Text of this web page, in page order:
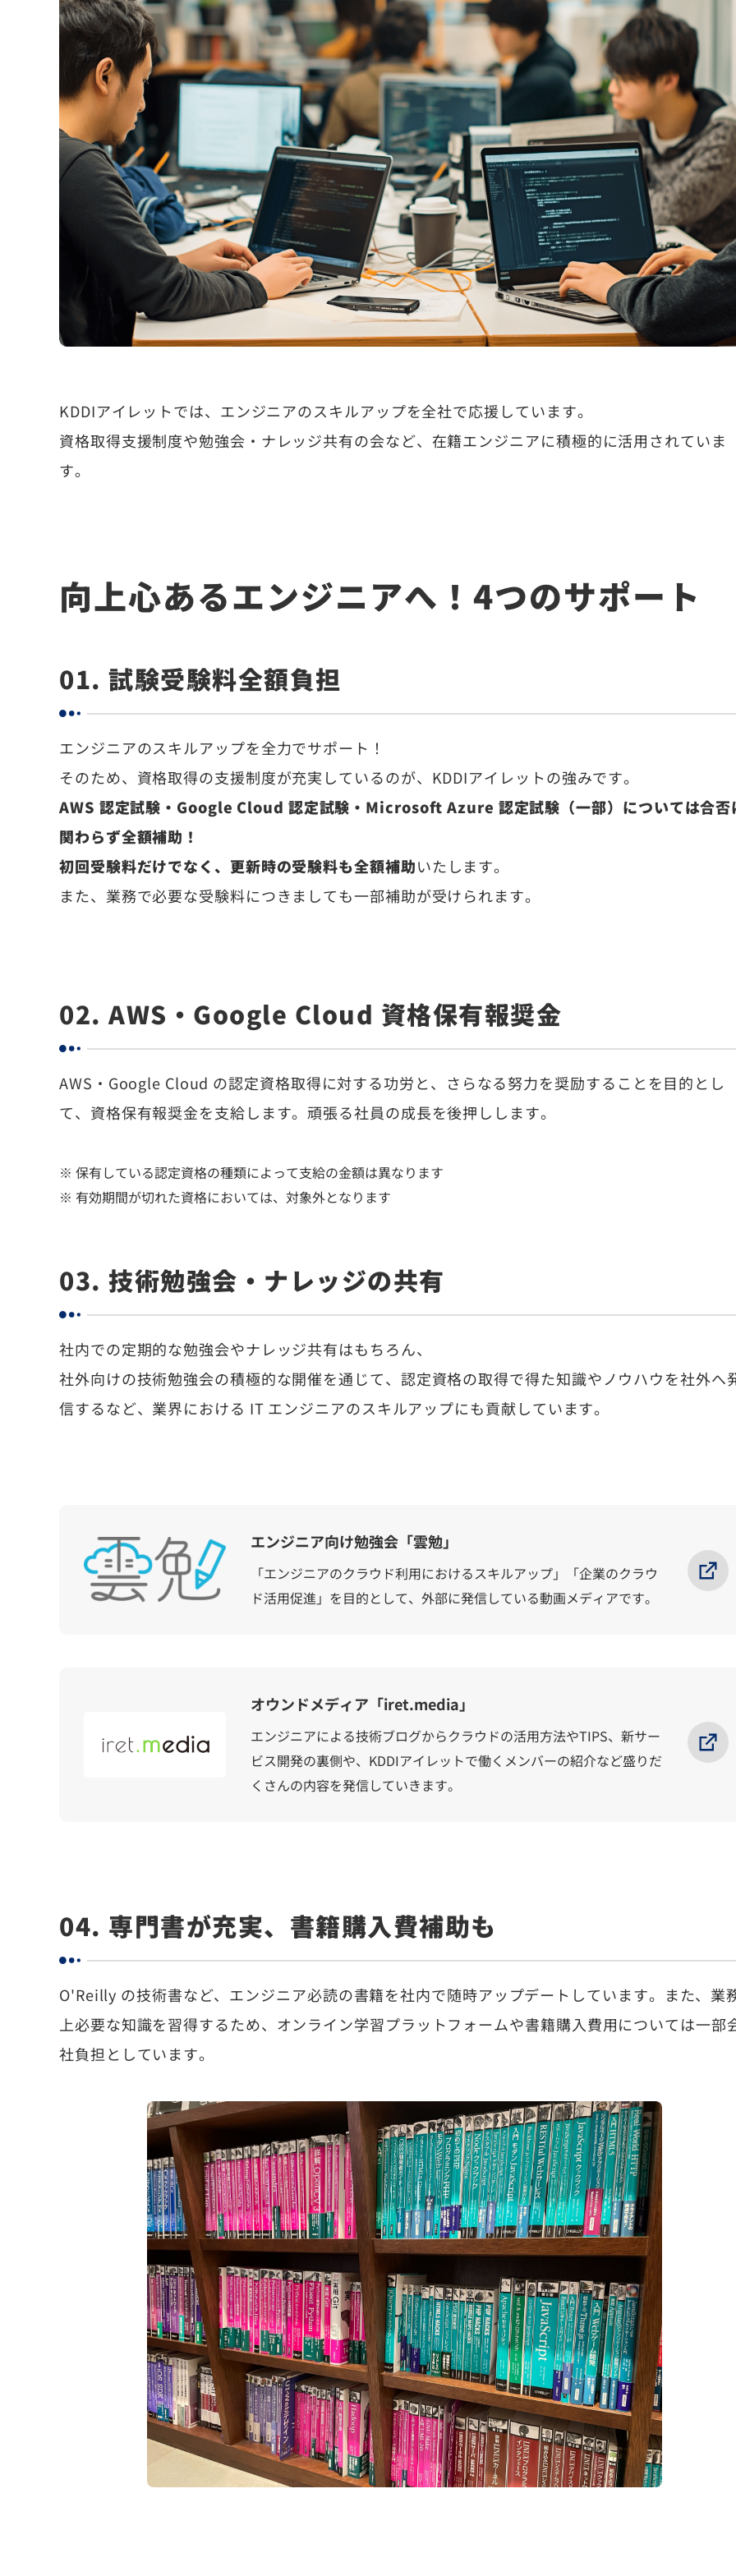
KDDIアイレットでは、エンジニアのスキルアップを全社で応援しています。
資格取得支援制度や勉強会・ナレッジ共有の会など、在籍エンジニアに積極的に活用されていま
す。
向上心あるエンジニアへ！4つのサポート
01. 試験受験料全額負担
エンジニアのスキルアップを全力でサポート！
そのため、資格取得の支援制度が充実しているのが、KDDIアイレットの強みです。
AWS 認定試験・Google Cloud 認定試験・Microsoft Azure 認定試験（一部）については合否
関わらず全額補助！
初回受験料だけでなく、更新時の受験料も全額補助いたします。
また、業務で必要な受験料につきましても一部補助が受けられます。
02. AWS・Google Cloud 資格保有報奨金
AWS・Google Cloud の認定資格取得に対する功労と、さらなる努力を奨励することを目的とし
て、資格保有報奨金を支給します。頑張る社員の成長を後押しします。
※ 保有している認定資格の種類によって支給の金額は異なります
※ 有効期間が切れた資格においては、対象外となります
03. 技術勉強会・ナレッジの共有
社内での定期的な勉強会やナレッジ共有はもちろん、
社外向けの技術勉強会の積極的な開催を通じて、認定資格の取得で得た知識やノウハウを社外へ
信するなど、業界における IT エンジニアのスキルアップにも貢献しています。
エンジニア向け勉強会「雲勉」
「エンジニアのクラウド利用におけるスキルアップ」「企業のクラウ
ド活用促進」を目的として、外部に発信している動画メディアです。
オウンドメディア「iret.media」
エンジニアによる技術ブログからクラウドの活用方法やTIPS、新サー
ビス開発の裏側や、KDDIアイレットで働くメンバーの紹介など盛りだ
くさんの内容を発信していきます。
04. 専門書が充実、書籍購入費補助も
O'Reilly の技術書など、エンジニア必読の書籍を社内で随時アップデートしています。また、業
上必要な知識を習得するため、オンライン学習プラットフォームや書籍購入費用については一部
社負担としています。